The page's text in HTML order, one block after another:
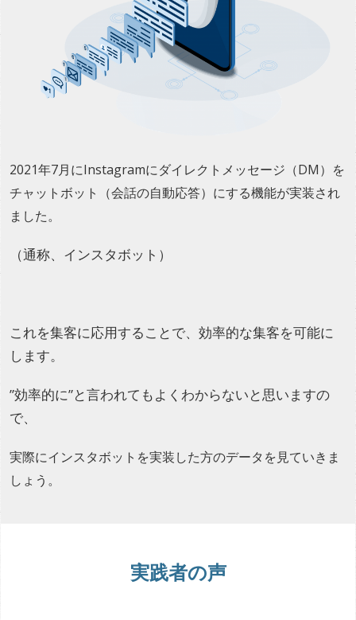
2021年7月にInstagramにダイレクトメッセージ（DM）を
チャットボット（会話の自動応答）にする機能が実装され
ました。
（通称、インスタボット）
これを集客に応用することで、効率的な集客を可能に
します。
”効率的に”と言われてもよくわからないと思いますの
で、
実際にインスタボットを実装した方のデータを見ていきま
しょう。
実践者の声